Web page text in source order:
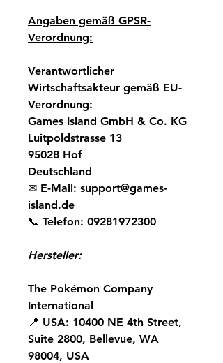
Angaben gemäß GPSR-
Verordnung:
Verantwortlicher
Wirtschaftsakteur gemäß EU-
Verordnung:
Games Island GmbH & Co. KG
Luitpoldstrasse 13
95028 Hof
Deutschland
✉ E-Mail: support@games-
island.de
📞 Telefon: 09281972300
Hersteller:
The Pokémon Company
International
📍 USA: 10400 NE 4th Street,
Suite 2800, Bellevue, WA
98004, USA